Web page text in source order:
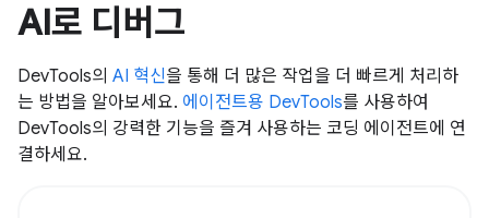
AI로 디버그
DevTools의 AI 혁신을 통해 더 많은 작업을 더 빠르게 처리하
는 방법을 알아보세요. 에이전트용 DevTools를 사용하여
DevTools의 강력한 기능을 즐겨 사용하는 코딩 에이전트에 연
결하세요.